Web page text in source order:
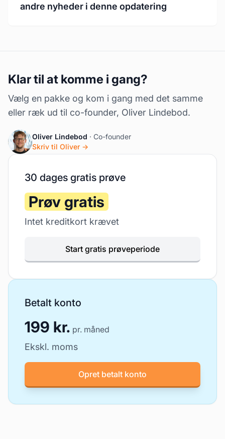
andre nyheder i denne opdatering
Klar til at komme i gang?
Vælg en pakke og kom i gang med det samme
eller ræk ud til co-founder, Oliver Lindebod.
Oliver Lindebod · Co-founder
Skriv til Oliver →
30 dages gratis prøve
Prøv gratis
Intet kreditkort krævet
Start gratis prøveperiode
Betalt konto
199 kr. pr. måned
Ekskl. moms
Opret betalt konto